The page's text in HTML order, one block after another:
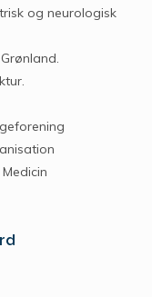
og neurologisk